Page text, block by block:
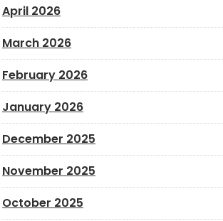
April 2026
March 2026
February 2026
January 2026
December 2025
November 2025
October 2025